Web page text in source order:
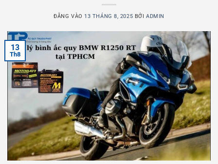
ĐĂNG VÀO 13 THÁNG 8, 2025 BỞI ADMIN
13
Th8